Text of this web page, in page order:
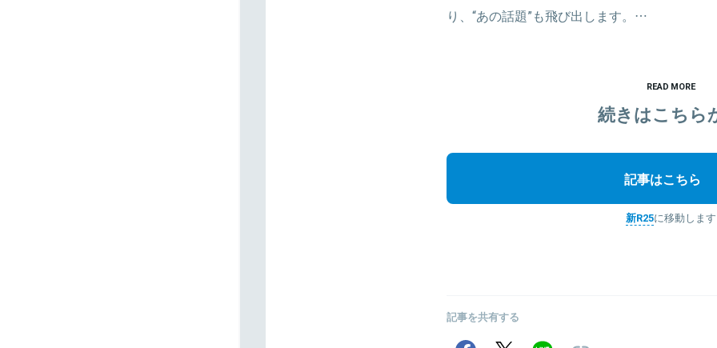
り、“あの話題”も飛び出します。…
READ MORE
続きはこちら
記事はこちら
新R25に移動します
記事を共有する